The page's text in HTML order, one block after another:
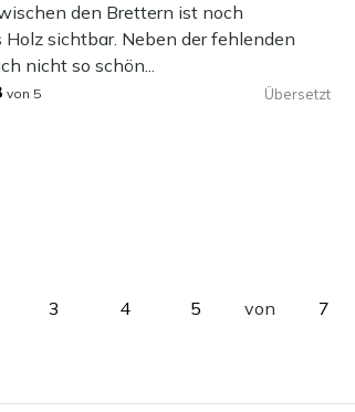
behandelt. Wir empfehlen, den
zu entfernen. Eine gründliche
Sie sonst die graue Schicht
lassen?
draußen zu stehen. Wenn Sie die
den Brettern ist noch
sichtbar. Neben der fehlenden
nicht so schön...
von 5 Übersetzt
Seite
3
Seite
4
Seite
5 von
Seite
7